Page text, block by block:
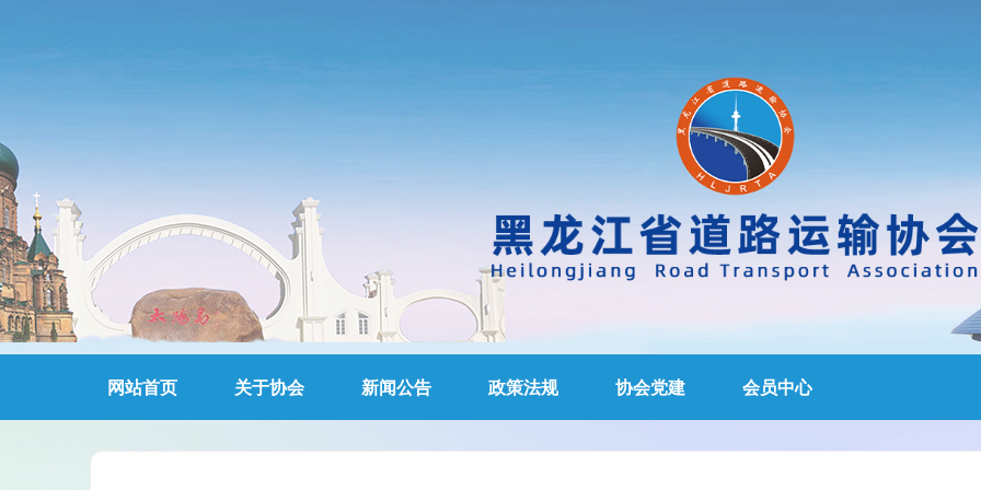
网站首页 关于协会 新闻公告 政策法规 协会党建 会员中心